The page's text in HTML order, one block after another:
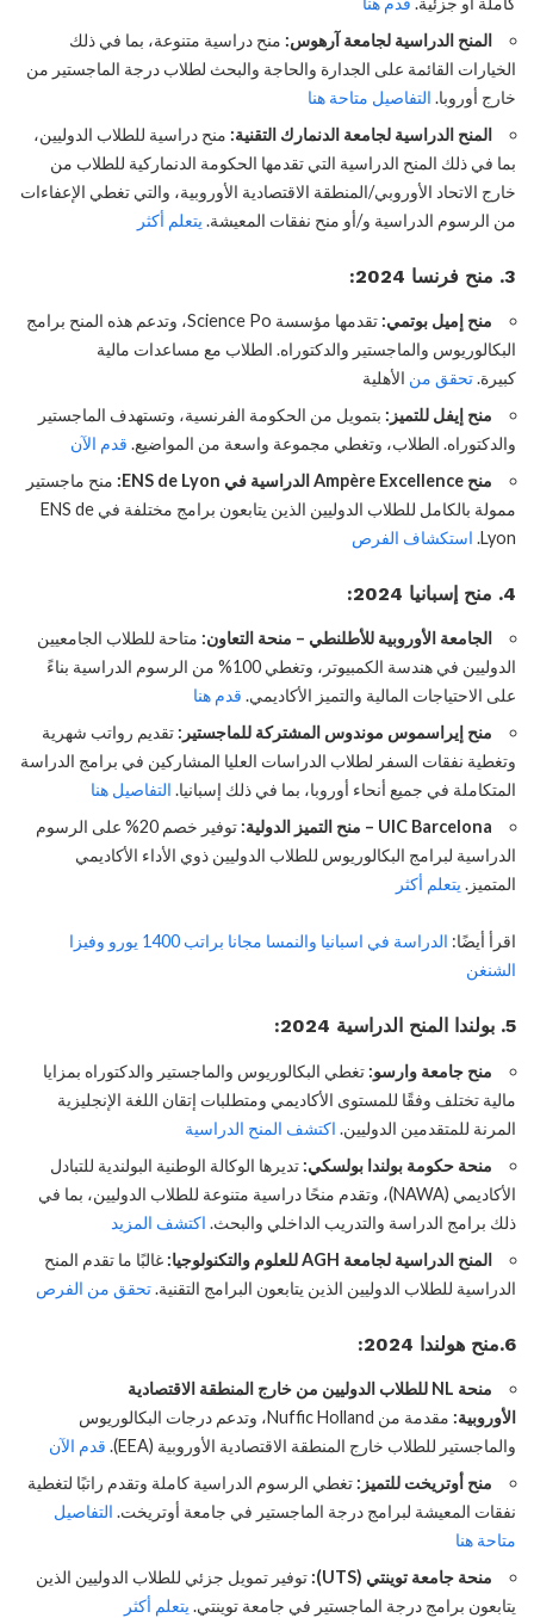
المنح الدراسية لجامعة آرهوس: منح دراسية متنوعة، بما في ذلك
الخيارات القائمة على الجدارة والحاجة والبحث لطلاب درجة الماجستير من
خارج أوروبا. التفاصيل متاحة هنا
المنح الدراسية لجامعة الدنمارك التقنية: منح دراسية للطلاب الدوليين،
بما في ذلك المنح الدراسية التي تقدمها الحكومة الدنماركية للطلاب من
خارج الاتحاد الأوروبي/المنطقة الاقتصادية الأوروبية، والتي تغطي الإعفاءات
من الرسوم الدراسية و/أو منح نفقات المعيشة. يتعلم أكثر
3. منح فرنسا 2024:
منح إميل بوتمي:
تقدمها مؤسسة Science Po، وتدعم هذه المنح برامج
البكالوريوس والماجستير والدكتوراه. الطلاب مع مساعدات مالية
كبيرة.تحقق من الأهلية
منح إيفل للتميز: بتمويل من الحكومة الفرنسية، وتستهدف الماجستير
والدكتوراه. الطلاب، وتغطي مجموعة واسعة من المواضيع. قدم الآن
منح Ampère Excellence الدراسية في ENS de Lyon:
منح ماجستير
ممولة بالكامل للطلاب الدوليين الذين يتابعون برامج مختلفة في ENS de
Lyon. استكشاف الفرص
4. منح إسبانيا 2024:
الجامعة الأوروبية للأطلنطي – منحة التعاون: متاحة للطلاب الجامعيين
الدوليين في هندسة الكمبيوتر، وتغطي 100% من الرسوم الدراسية بناءً
على الاحتياجات المالية والتميز الأكاديمي. قدم هنا
منح إيراسموس موندوس المشتركة للماجستير: تقديم رواتب شهرية
وتغطية نفقات السفر لطلاب الدراسات العليا المشاركين في برامج الدراسة
المتكاملة في جميع أنحاء أوروبا، بما في ذلك إسبانيا. التفاصيل هنا
UIC Barcelona – منح التميز الدولية:
توفير خصم 20% على الرسوم
الدراسية لبرامج البكالوريوس للطلاب الدوليين ذوي الأداء الأكاديمي
المتميز. يتعلم أكثر
اقرأ أيضًا:
الدراسة في اسبانيا والنمسا مجانا براتب 1400 يورو وفيزا
الشنغن
5. بولندا المنح الدراسية 2024:
منح جامعة وارسو: تغطي البكالوريوس والماجستير والدكتوراه بمزايا
مالية تختلف وفقًا للمستوى الأكاديمي ومتطلبات إتقان اللغة الإنجليزية
المرنة للمتقدمين الدوليين. اكتشف المنح الدراسية
منحة حكومة بولندا بولسكي: تديرها الوكالة الوطنية البولندية للتبادل
الأكاديمي (NAWA)، وتقدم منحًا دراسية متنوعة للطلاب الدوليين، بما في
ذلك برامج الدراسة والتدريب الداخلي والبحث. اكتشف المزيد
المنح الدراسية لجامعة AGH للعلوم والتكنولوجيا:
غالبًا ما تقدم المنح
الدراسية للطلاب الدوليين الذين يتابعون البرامج التقنية.تحقق من الفرص
6.منح هولندا 2024:
منحة NL للطلاب الدوليين من خارج المنطقة الاقتصادية
الأوروبية:
مقدمة من Nuffic Holland، وتدعم درجات البكالوريوس
والماجستير للطلاب خارج المنطقة الاقتصادية الأوروبية (EEA).
قدم الآن
منح أوتريخت للتميز: تغطي الرسوم الدراسية كاملة وتقدم راتبًا لتغطية
نفقات المعيشة لبرامج درجة الماجستير في جامعة أوتريخت. التفاصيل
متاحة هنا
منحة جامعة توينتي (UTS):
توفير تمويل جزئي للطلاب الدوليين الذين
يتابعون برامج درجة الماجستير في جامعة توينتي. يتعلم أكثر